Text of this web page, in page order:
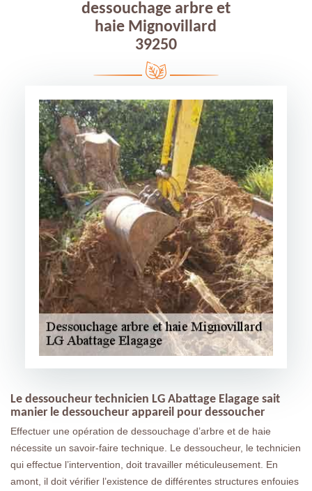
dessouchage arbre et
haie Mignovillard
39250
Le dessoucheur technicien LG Abattage Elagage sait
manier le dessoucheur appareil pour dessoucher
Effectuer une opération de dessouchage d’arbre et de haie
nécessite un savoir-faire technique. Le dessoucheur, le technicien
qui effectue l’intervention, doit travailler méticuleusement. En
amont, il doit vérifier l’existence de différentes structures enfouies